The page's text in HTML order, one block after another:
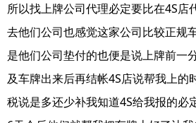
所以找上牌公司代理必定要比在4S店
去他们公司也感觉这家公司比较正规
是他们公司垫付的也便是说上牌前一
及车牌出来后再结帐4S店说帮我上的
税说是多还少补我知道4S给我报的必